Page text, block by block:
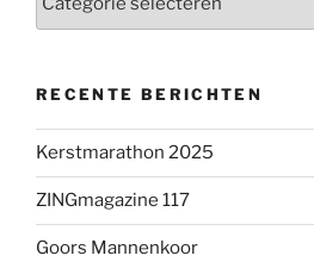
RECENTE BERICHTEN
Kerstmarathon 2025
ZINGmagazine 117
Goors Mannenkoor